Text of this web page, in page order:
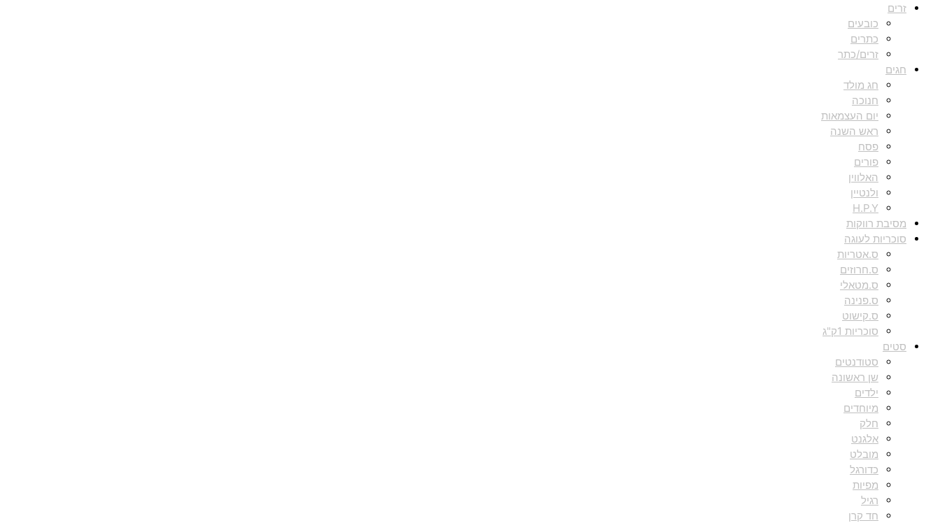
זרים
כובעים
כתרים
זרים/כתר
חגים
חג מולד
חנוכה
יום העצמאות
ראש השנה
פסח
פורים
האלווין
ולנטיין
H.P.Y
מסיבת רווקות
סוכריות לעוגה
ס.אטריות
ס.חרוזים
ס.מטאלי
ס.פנינה
ס.קישוט
סוכריות 1ק"ג
סטים
סטודנטים
שן ראשונה
ילדים
מיוחדים
חלק
אלגנט
מובלט
כדורגל
מפיות
רגיל
חד קרן